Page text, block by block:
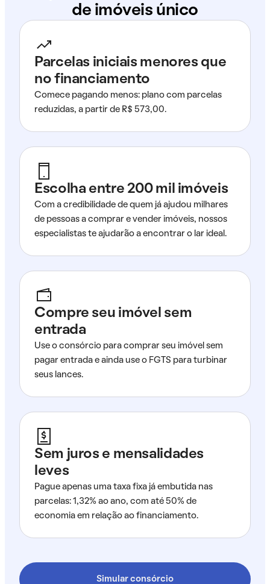
de imóveis único
Parcelas iniciais menores que
no financiamento
Comece pagando menos: plano com parcelas
reduzidas, a partir de R$ 573,00.
Escolha entre 200 mil imóveis
Com a credibilidade de quem já ajudou milhares
de pessoas a comprar e vender imóveis, nossos
especialistas te ajudarão a encontrar o lar ideal.
Compre seu imóvel sem
entrada
Use o consórcio para comprar seu imóvel sem
pagar entrada e ainda use o FGTS para turbinar
seus lances.
Sem juros e mensalidades
leves
Pague apenas uma taxa fixa já embutida nas
parcelas: 1,32% ao ano, com até 50% de
economia em relação ao financiamento.
Simular consórcio